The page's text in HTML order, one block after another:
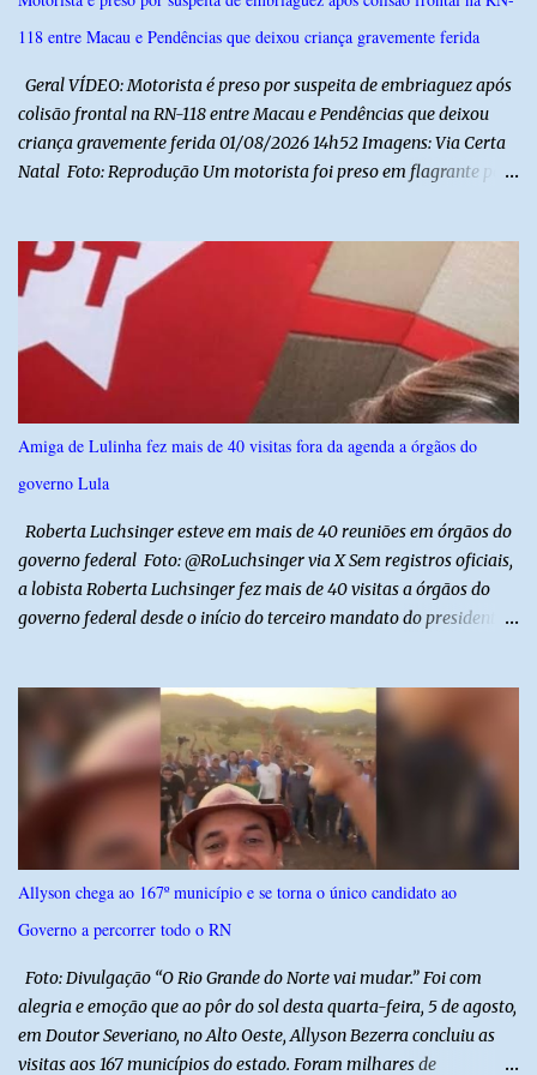
da administração da Prefeita Dra. Raquel com o resgate e a
valorização das tradições, unindo grandes atrações musicais e
manifestações populares em uma festa segura, org...
118 entre Macau e Pendências que deixou criança gravemente ferida
Geral VÍDEO: Motorista é preso por suspeita de embriaguez após
colisão frontal na RN-118 entre Macau e Pendências que deixou
criança gravemente ferida 01/08/2026 14h52 Imagens: Via Certa
Natal Foto: Reprodução Um motorista foi preso em flagrante por
na RN-118, entre Macau e Pendências. Segundo a Polícia Militar,
dois carros que seguiam em sentidos opostos bateram de frente.
Um dos condutores apresentava sinais de embriaguez, foi levado
ao Hospital Regional Tarcísio Maia, em Mossoró, e autuado em
flagrante. O exame pericial para confirmar a presença de álcool no
organismo está em andamento. No outro veículo estavam
funcionários da Caern que seguiam para uma partida de futebol. O
motorista e uma mulher sofreram ferimentos leves. A criança, que
estava no carro com o grupo, ficou gravemente ferida, precisou ser
Amiga de Lulinha fez mais de 40 visitas fora da agenda a órgãos do
governo Lula
Roberta Luchsinger esteve em mais de 40 reuniões em órgãos do
governo federal Foto: @RoLuchsinger via X Sem registros oficiais,
a lobista Roberta Luchsinger fez mais de 40 visitas a órgãos do
governo federal desde o início do terceiro mandato do presidente
públicos que participam dos encontros. Em duas oportunidades, a
lobista esteve no Palácio do Planalto e no gabinete do ministro do
Desenvolvimento Social, Wellington Dias, acompanhada do então
sócio de Lulinha. Os encontros não foram registrados nas agendas
oficiais. Fábio Luís é alvo de inquérito aberto nesta quinta-feira,
30, a pedido da PF, que apura se ele utilizou a influência do pai
para defender interesses empresariais com a administração
pública. Segundo a Polícia Federal, a atuação dele contou com a
ajuda de Luchsinger e se concentrou no Ministério da Saúde e no
Allyson chega ao 167º município e se torna o único candidato ao
Governo a percorrer todo o RN
Foto: Divulgação “O Rio Grande do Norte vai mudar.” Foi com
alegria e emoção que ao pôr do sol desta quarta-feira, 5 de agosto,
em Doutor Severiano, no Alto Oeste, Allyson Bezerra concluiu as
visitas aos 167 municípios do estado. Foram milhares de